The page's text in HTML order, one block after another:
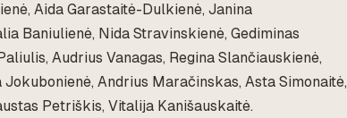
Aida Garastaitė-Dulkienė, Janina
Baniulienė, Nida Stravinskienė, Gediminas
Audrius Vanagas, Regina Slančiauskienė,
Andrius Maračinskas, Asta Simonaitė,
Petriškis, Vitalija Kanišauskaitė.